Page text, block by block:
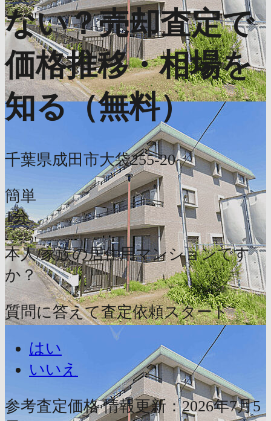
ない？売却査定で
価格推移・相場を
知る（無料）
千葉県成田市大袋255-20
簡単
1分
本人/家族の居住用マンションです
か？
質問に答えて査定依頼スタート
はい
いいえ
参考査定価格 情報更新：2026年7月5